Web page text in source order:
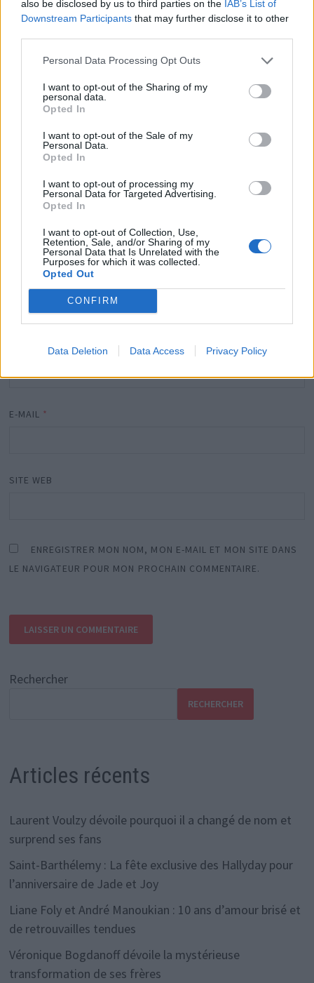
also be disclosed by us to third parties on the IAB’s List of
Downstream Participants that may further disclose it to other
Personal Data Processing Opt Outs
I want to opt-out of the Sharing of my
personal data.
Opted In
I want to opt-out of the Sale of my
Personal Data.
Opted In
I want to opt-out of processing my
Personal Data for Targeted Advertising.
Opted In
I want to opt-out of Collection, Use,
Retention, Sale, and/or Sharing of my
Personal Data that Is Unrelated with the
Purposes for which it was collected.
Opted Out
CONFIRM
Data Deletion Data Access Privacy Policy
Laisser un commentaire
Votre adresse e-mail ne sera pas publiée.Les champs
obligatoires sont indiqués avec
COMMENTAIRE*
E-MAIL *
SITE WEB
ENREGISTRER MON NOM, MON E-MAIL ET MON SITE DANS
LE NAVIGATEUR POUR MON PROCHAIN COMMENTAIRE.
Rechercher
RECHERCHER
Articles récents
Laurent Voulzy dévoile pourquoi il a changé de nom et
surprend ses fans
Saint-Barthélemy : La fête exclusive des Hallyday pour
l’anniversaire de Jade et Joy
Liane Foly et André Manoukian : 10 ans d’amour brisé et
de retrouvailles tendues
Véronique Bogdanoff dévoile la mystérieuse
transformation de ses frères